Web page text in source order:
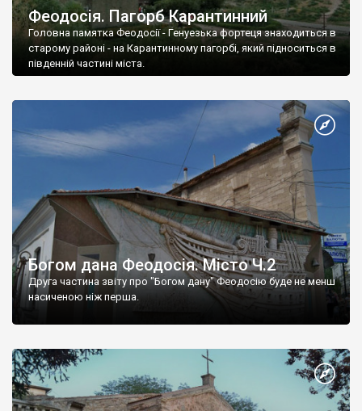
Феодосія. Пагорб Карантинний
Головна памятка Феодосії - Генуезька фортеця знаходиться в
старому районі - на Карантинному пагорбі, який підноситься в
південній частині міста.
Богом дана Феодосія. Місто Ч.2
Друга частина звіту про "Богом дану" Феодосію буде не менш
насиченою ніж перша.